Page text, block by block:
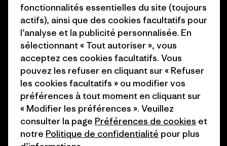
1% For The Planet
Comment nous finançons
Nos magasins
Presse et media
Industry program
Programme d’affiliation
Patagonia Suisse Plan du site
© 2026 Patagonia, Inc. All Rights Reserved.
fonctionnalités essentielles du site (toujours
actifs), ainsi que des cookies facultatifs pour
l’analyse et la publicité personnalisée. En
sélectionnant « Tout autoriser », vous
acceptez ces cookies facultatifs. Vous
pouvez les refuser en cliquant sur « Refuser
les cookies facultatifs » ou modifier vos
préférences à tout moment en cliquant sur
« Modifier les préférences ». Veuillez
consulter la page Préférences de cookies et
notre Politique de confidentialité pour plus